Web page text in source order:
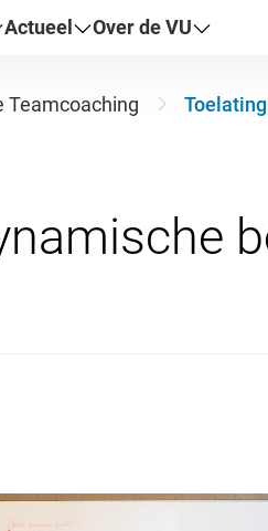
Actueel Over de VU
Teamcoaching Toelating